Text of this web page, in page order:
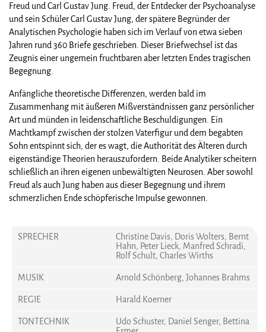
Freud und Carl Gustav Jung. Freud, der Entdecker der Psychoanalyse
und sein Schüler Carl Gustav Jung, der spätere Begründer der
Analytischen Psychologie haben sich im Verlauf von etwa sieben
Jahren rund 360 Briefe geschrieben. Dieser Briefwechsel ist das
Zeugnis einer ungemein fruchtbaren aber letzten Endes tragischen
Begegnung.
Anfängliche theoretische Differenzen, werden bald im
Zusammenhang mit äußeren Mißverständnissen ganz persönlicher
Art und münden in leidenschaftliche Beschuldigungen. Ein
Machtkampf zwischen der stolzen Vaterfigur und dem begabten
Sohn entspinnt sich, der es wagt, die Authorität des Älteren durch
eigenständige Theorien herauszufordern. Beide Analytiker scheitern
schließlich an ihren eigenen unbewältigten Neurosen. Aber sowohl
Freud als auch Jung haben aus dieser Begegnung und ihrem
schmerzlichen Ende schöpferische Impulse gewonnen.
SPRECHER
Christine Davis, Doris Wolters, Bernt
Hahn, Peter Lieck, Manfred Schradi,
Rolf Schult, Charles Wirths
MUSIK
Arnold Schönberg, Johannes Brahms
REGIE
Harald Koerner
TONTECHNIK
Udo Schuster, Daniel Senger, Bettina